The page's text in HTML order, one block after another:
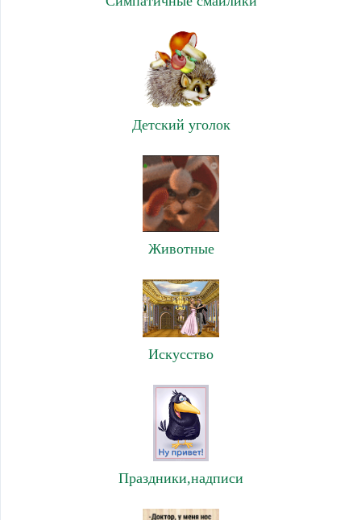
Детский уголок
Животные
Искусство
Праздники,надписи